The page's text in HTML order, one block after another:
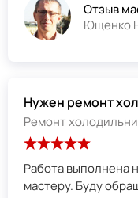
Отзыв
Ющенко
Нужен ремонт
Ремонт
Работа выполнена
мастеру. Буду